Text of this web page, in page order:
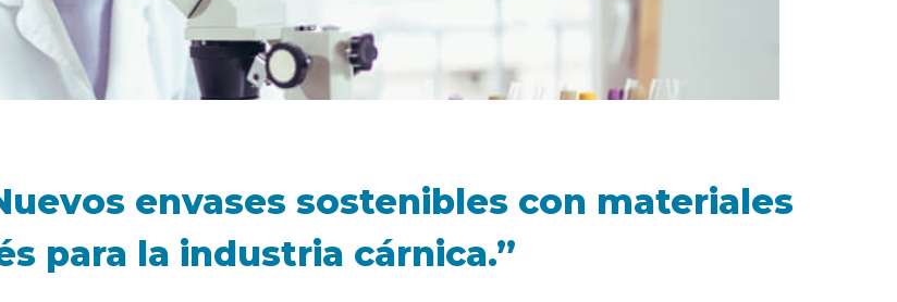
envases sostenibles con materiales
para la industria cárnica.”